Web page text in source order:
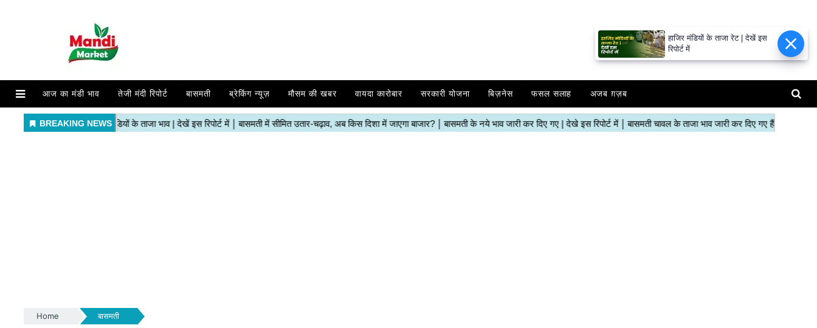
आज का मंडी भाव तेजी मंदी रिपोर्ट बासमती ब्रेकिंग न्यूज़ मौसम की खबर वायदा कारोबार सरकारी योजना बिज़नेस फसल सलाह अजब ग़ज़ब
Home बासमती
हाजिर मंडियों के ताजा रेट | देखें इस
रिपोर्ट में